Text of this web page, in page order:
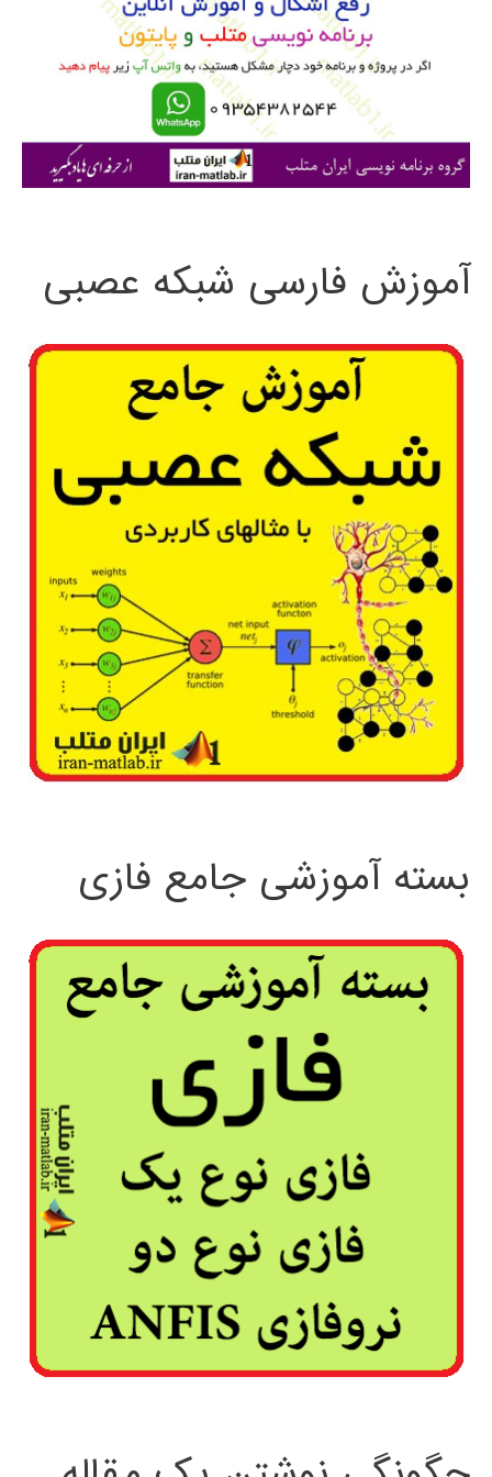
ی
آموزش فارسی شبکه عصبی
بسته آموزشی جامع فازی